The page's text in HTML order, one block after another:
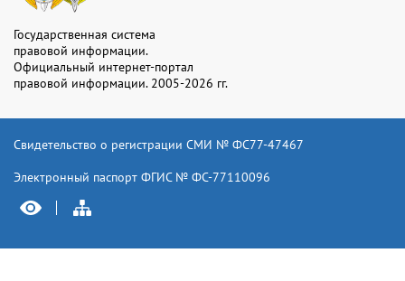
Государственная система
правовой информации.
Официальный интернет-портал
правовой информации. 2005-2026 гг.
Свидетельство о регистрации СМИ № ФС77-47467
Электронный паспорт ФГИС № ФС-77110096